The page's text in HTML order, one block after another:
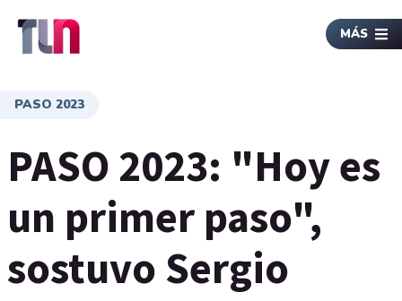
MÁS
PASO 2023
PASO 2023: "Hoy es
un primer paso",
sostuvo Sergio